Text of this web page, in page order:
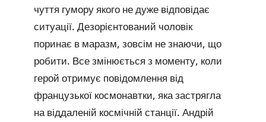
чуття гумору якого не дуже відповідає
ситуації. Дезорієнтований чоловік
поринає в маразм, зовсім не знаючи, що
робити. Все змінюється з моменту, коли
герой отримує повідомлення від
французької космонавтки, яка застрягла
на віддаленій космічній станції. Андрій